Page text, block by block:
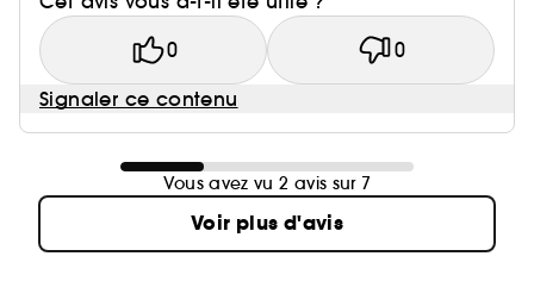
0 0
Signaler ce contenu
Vous avez vu 2 avis sur 7
Voir plus d'avis